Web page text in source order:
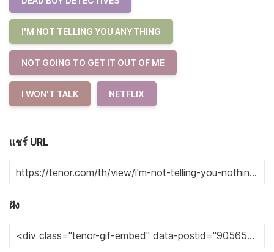
I'M NOT TELLING YOU ANYTHING
NOT GOING TO GET IT OUT OF ME
I WON'T TALK NETFLIX
แชร์ URL
ฝัง